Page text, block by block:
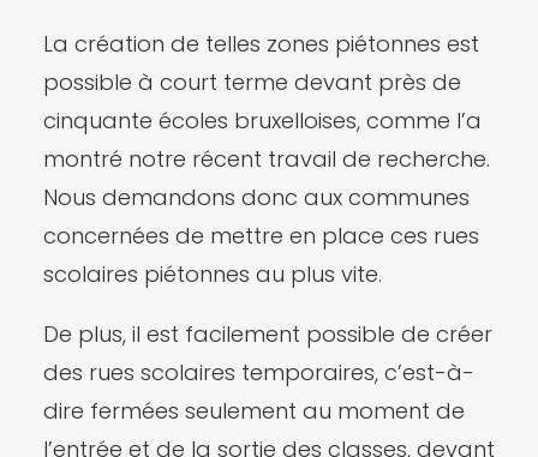
La création de telles zones piétonnes est
possible à court terme devant près de
cinquante écoles bruxelloises, comme l’a
montré notre récent travail de recherche.
Nous demandons donc aux communes
concernées de mettre en place ces rues
scolaires piétonnes au plus vite.
De plus, il est facilement possible de créer
des rues scolaires temporaires, c’est-à-
dire fermées seulement au moment de
l’entrée et de la sortie des classes, devant